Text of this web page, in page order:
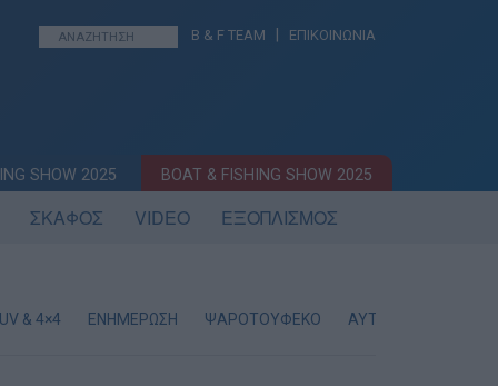
B & F TEAM ΕΠΙΚΟΙΝΩΝΙΑ
SHOW 2025 BOAT & FISHING SHOW 2025
ΣΚΑΦΟΣ VIDEO ΕΞΟΠΛΙΣΜΟΣ
& 4×4 ΕΝΗΜΕΡΩΣΗ ΨΑΡΟΤΟΥΦΕΚΟ ΑΥΤΟΝΟΜΗ